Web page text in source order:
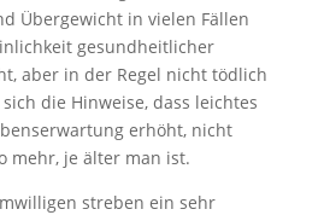
Übergewicht in vielen Fällen
gesundheitlicher
aber in der Regel nicht tödlich
die Hinweise, dass leichtes
erhöht, nicht
mehr, je älter man ist.
streben ein sehr